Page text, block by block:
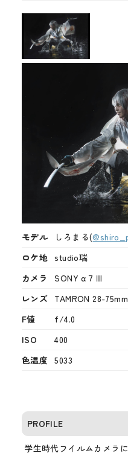
モデル しろまる(
ロケ地 studio瑞
カメラ
SONY α７Ⅲ
レンズ TAMRON 28-
F値
f/4.0
ISO
400
色温度 5033
PROFILE
学生時代フイルムカメラ